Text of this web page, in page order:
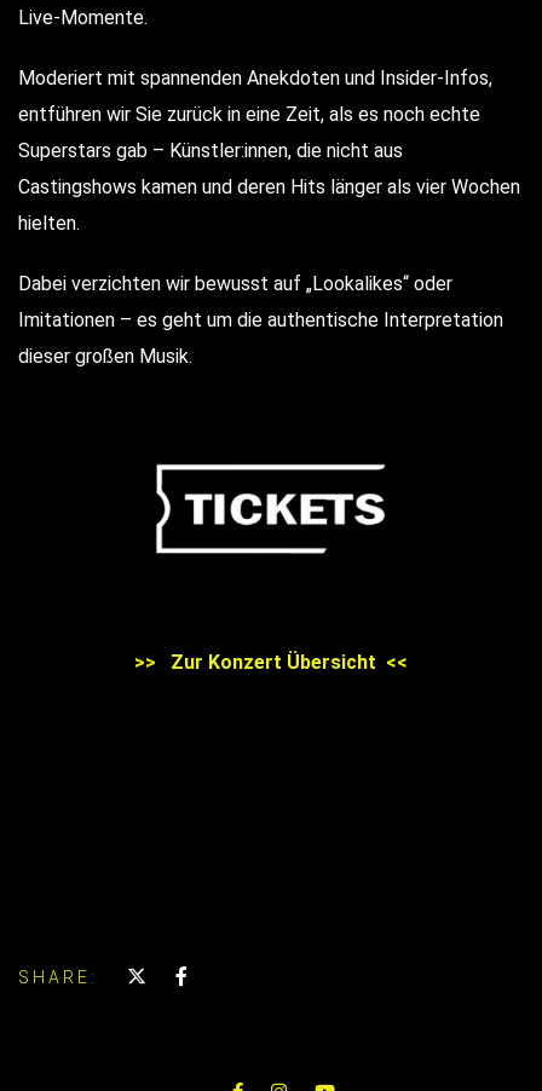
Live-Momente.
Moderiert mit spannenden Anekdoten und Insider-Infos,
entführen wir Sie zurück in eine Zeit, als es noch echte
Superstars gab – Künstler:innen, die nicht aus
Castingshows kamen und deren Hits länger als vier Wochen
hielten.
Dabei verzichten wir bewusst auf „Lookalikes“ oder
Imitationen – es geht um die authentische Interpretation
dieser großen Musik.
>> Zur Konzert Übersicht <<
SHARE: